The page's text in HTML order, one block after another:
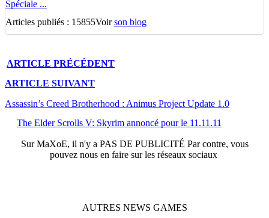
Spéciale ...
Articles publiés : 15855Voirson blog
ARTICLE PRÉCÉDENT
ARTICLE SUIVANT
Assassin’s Creed Brotherhood : Animus Project Update 1.0
The Elder Scrolls V: Skyrim annoncé pour le 11.11.11
SurMaXoE, il n'y a PAS DE PUBLICITÉ Par contre, vous
pouvez nous en faire sur les réseaux sociaux
AUTRES NEWS GAMES